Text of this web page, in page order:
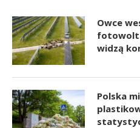
Owce
widzą
Polska